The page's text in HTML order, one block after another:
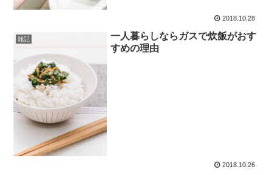
2018.10.28
雑記
一人暮らしならガスで炊飯がおす
すめの理由
2018.10.26